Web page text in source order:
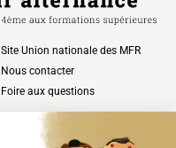
Site Union nationale des MFR
Nous contacter
Foire aux questions